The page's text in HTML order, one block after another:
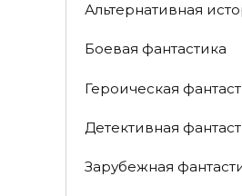
Альтернативная
Боевая фантастика
Героическая
Детективная
Зарубежная